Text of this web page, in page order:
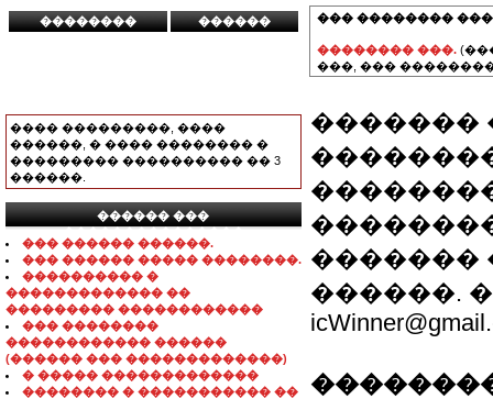
���� ���������, ����
������, � ���� �������� �
��������� ���������� �� 3
������.
������ ���
���������������
��� ������ ������.
��� ������ ����� ��������.
���������� �
������������� ��
��������� ������������
��� ��������
������������ ������
(������ ��� �������������)
� ����� �������������
�������� � ����������� ��
��� ��������
�������� ���.
���, ���
�������
�������
������. ���.